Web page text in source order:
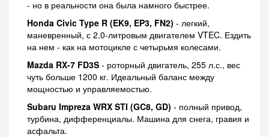
- но в реальности она была намного быстрее.
Honda Civic Type R (EK9, EP3, FN2) - легкий,
маневренный, с 2.0-литровым двигателем VTEC. Ездить
на нем - как на мотоцикле с четырьмя колесами.
Mazda RX-7 FD3S - роторный двигатель, 255 л.с., вес
чуть больше 1200 кг. Идеальный баланс между
мощностью и управляемостью.
Subaru Impreza WRX STI (GC8, GD) - полный привод,
турбина, дифференциалы. Машина для снега, гравия и
асфальта.